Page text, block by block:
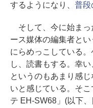
するようになり、 普段
そして、今に始まっ
ース媒体の編集者と
にらめっこしている
し、読書もする。幸
というのもあまり感
いと感じている。そ
テ EH-SW68」(以下